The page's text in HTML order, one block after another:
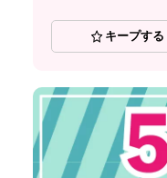
キープする